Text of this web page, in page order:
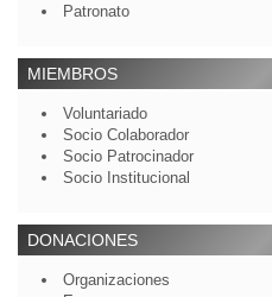
Patronato
MIEMBROS
Voluntariado
Socio Colaborador
Socio Patrocinador
Socio Institucional
DONACIONES
Organizaciones